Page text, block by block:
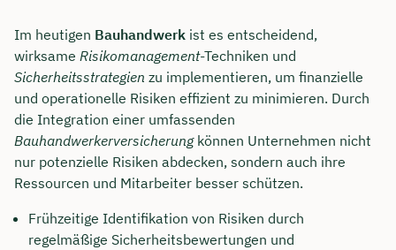
Im heutigen Bauhandwerk ist es entscheidend,
wirksame Risikomanagement-Techniken und
Sicherheitsstrategien zu implementieren, um finanzielle
und operationelle Risiken effizient zu minimieren. Durch
die Integration einer umfassenden
Bauhandwerkerversicherungkönnen Unternehmen nicht
nur potenzielle Risiken abdecken, sondern auch ihre
Ressourcen und Mitarbeiter besser schützen.
Frühzeitige Identifikation von Risiken durch
regelmäßige Sicherheitsbewertungen und